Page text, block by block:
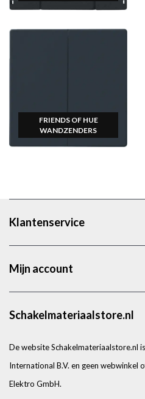
FRIENDS OF HUE
WANDZENDERS
Klantenservice
Mijn account
Schakelmateriaalstore.nl
De website Schakelmateriaalstore.nl
International B.V. en geen webwinkel
Elektro GmbH.